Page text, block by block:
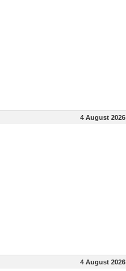
4 August 2026
4 August 2026